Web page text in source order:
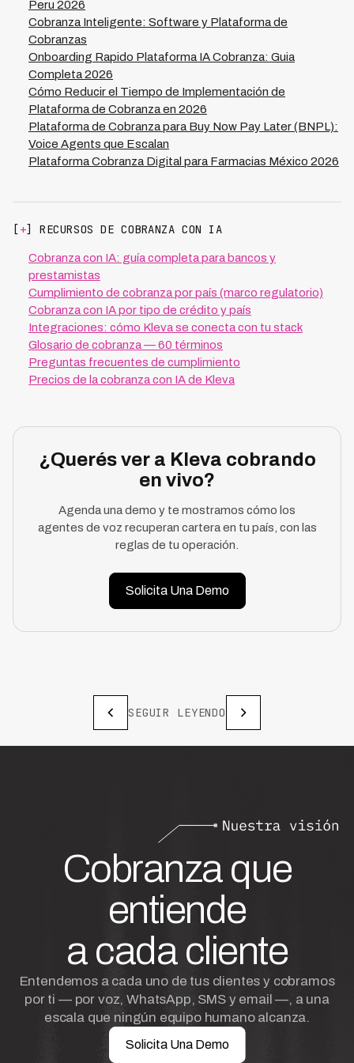
Payback en 2 semanas. Además de ROI directo,
beneficios incluyen: menor provisión requerida (ahorro
$180K anuales), escalabilidad sin contratar, y re-
enfoque de gestores humanos en prevención de mora.
Para cooperativas pequeñas (<5,000 socios), modelos
pay-per-use eliminan inversión inicial.
Peru 2026
Cobranza Inteligente: Software y Plataforma de
Cobranzas
Onboarding Rapido Plataforma IA Cobranza: Guia
Completa 2026
Cómo Reducir el Tiempo de Implementación de
Plataforma de Cobranza en 2026
Plataforma de Cobranza para Buy Now Pay Later (BNPL):
Voice Agents que Escalan
Plataforma Cobranza Digital para Farmacias México 2026
[+] RECURSOS DE COBRANZA CON IA
Cobranza con IA: guía completa para bancos y
prestamistas
Cumplimiento de cobranza por país (marco regulatorio)
Cobranza con IA por tipo de crédito y país
Integraciones: cómo Kleva se conecta con tu stack
Glosario de cobranza — 60 términos
Preguntas frecuentes de cumplimiento
Precios de la cobranza con IA de Kleva
¿Querés ver a Kleva cobrando
en vivo?
Agenda una demo y te mostramos cómo los
agentes de voz recuperan cartera en tu país, con las
reglas de tu operación.
Solicita Una Demo
SEGUIR LEYENDO
Cobranza que
entiende
a cada cliente
Entendemos a cada uno de tus clientes y cobramos
por ti — por voz, WhatsApp, SMS y email —, a una
escala que ningún equipo humano alcanza.
Solicita Una Demo